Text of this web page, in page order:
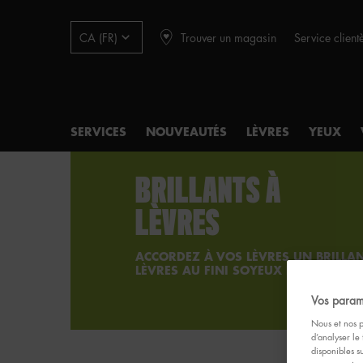
CA (FR) Trouver un magasin Service
SERVICES NOUVEAUTÉS LÈVRES YEUX
BRILLANTS À
LÈVRES
ACCORDEZ À VOS LÈVRES UN
LÈVRES AU FINI SOYEUX INCROYABLE.
Vos
Nous et nos
d’analyser
disponibles